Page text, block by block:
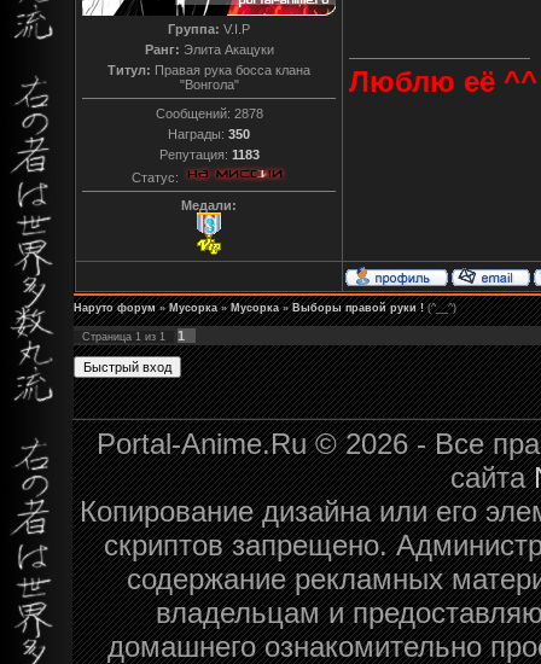
Группа: V.I.P
Ранг: Элита Акацуки
Титул: Правая рука босса клана
"Вонгола"
Сообщений: 2878
Награды: 350
Репутация: 1183
Статус:
Медали:
Люблю её ^^
Наруто форум » Мусорка » Мусорка » Выборы правой руки ! (^__^)
Страница 1 из 1 1
Portal-Anime.Ru © 2026 - Все
сайта
Копирование дизайна или его
скриптов запрещено.
содержание рекламных
владельцам и
домашнего ознакомительно